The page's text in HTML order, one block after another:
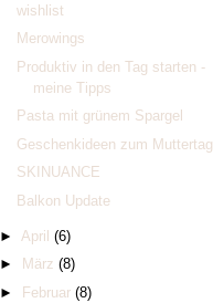
wishlist
Merowings
Produktiv in den Tag starten -
meine Tipps
Pasta mit grünem Spargel
Geschenkideen zum Muttertag
SKINUANCE
Balkon Update
► April (6)
►
März (8)
► Februar (8)